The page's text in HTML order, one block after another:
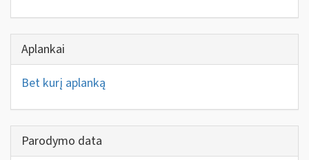
Aplankai
Bet kurį aplanką
Parodymo data